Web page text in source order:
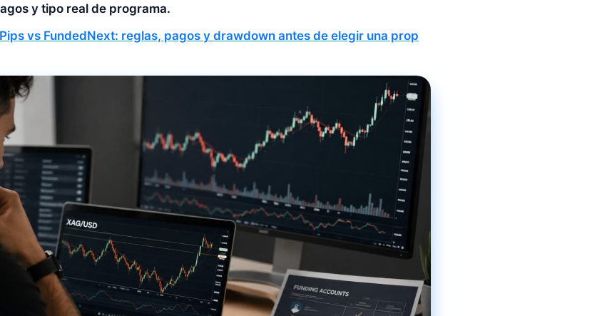
y tipo real de programa.
vs FundedNext: reglas, pagos y drawdown antes de elegir una prop